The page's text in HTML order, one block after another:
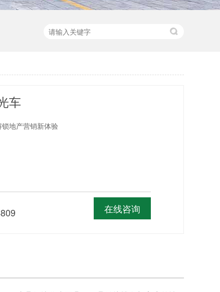
车
地产营销新体验
在线咨询